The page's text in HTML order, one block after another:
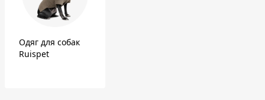
Одяг для собак
Ruispet